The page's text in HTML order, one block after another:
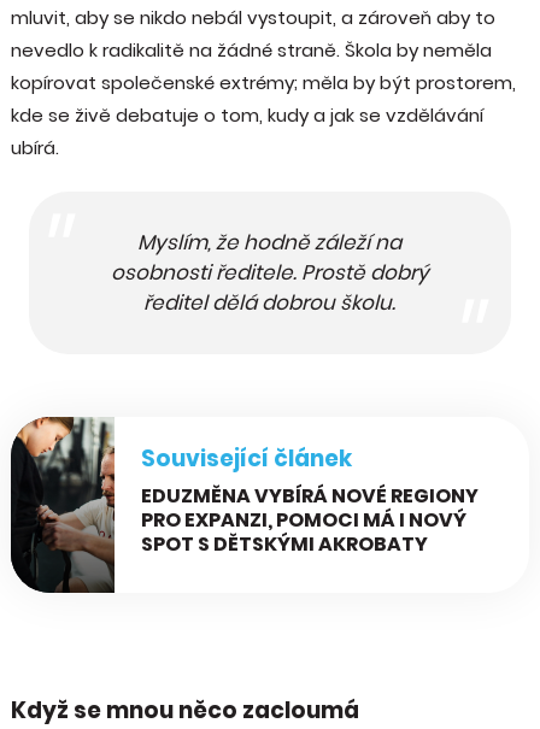
mluvit, aby se nikdo nebál vystoupit, a zároveň aby to
nevedlo k radikalitě na žádné straně. Škola by neměla
kopírovat společenské extrémy; měla by být prostorem,
kde se živě debatuje o tom, kudy a jak se vzdělávání
ubírá.
Myslím, že hodně záleží na
osobnosti ředitele. Prostě dobrý
ředitel dělá dobrou školu.
Související článek
EDUZMĚNA VYBÍRÁ NOVÉ REGIONY
PRO EXPANZI, POMOCI MÁ I NOVÝ
SPOT S DĚTSKÝMI AKROBATY
Když se mnou něco zacloumá